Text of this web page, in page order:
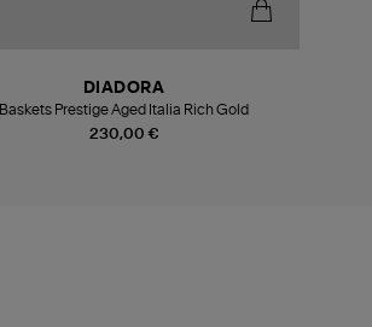
230,00 €
DIADORA
Baskets Prestige Aged Italia Rich Gold